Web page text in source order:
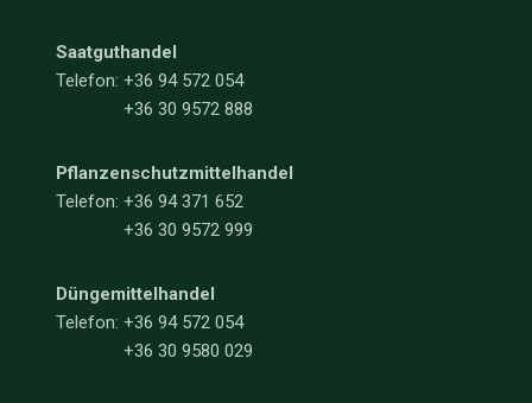
Saatguthandel
Telefon: +36 94 572 054
+36 30 9572 888
Pflanzenschutzmittelhandel
Telefon: +36 94 371 652
+36 30 9572 999
Düngemittelhandel
Telefon: +36 94 572 054
+36 30 9580 029